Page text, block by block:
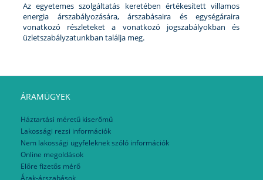
Az egyetemes szolgáltatás keretében értékesített villamos
energia árszabályozására, árszabásaira és egységáraira
vonatkozó részleteket a vonatkozó jogszabályokban és
üzletszabályzatunkban találja meg.
ÁRAMÜGYEK
Háztartási méretű kiserőmű
Lakossági rezsi információk
Nem lakossági ügyfeleknek szóló információk
Online megoldások
Előre fizetős mérő
Árak-árszabások